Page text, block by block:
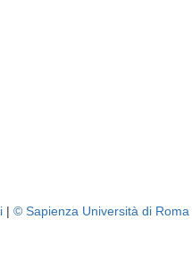
| © Sapienza Università di Roma